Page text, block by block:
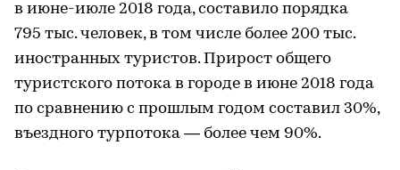
в июне-июле 2018 года, составило порядка
795 тыс. человек, в том числе более 200 тыс.
иностранных туристов. Прирост общего
туристского потока в городе в июне 2018 года
по сравнению с прошлым годом составил 30%,
въездного турпотока — более чем 90%.